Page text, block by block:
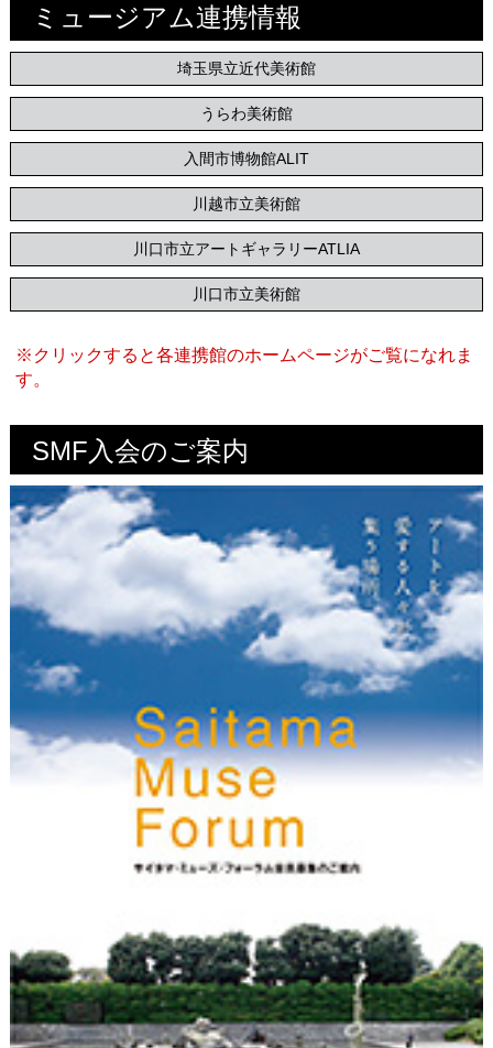
ミュージアム連携情報
埼玉県立近代美術館
うらわ美術館
入間市博物館ALIT
川越市立美術館
川口市立アートギャラリーATLIA
川口市立美術館
※クリックすると各連携館のホームページがご覧になれま
す。
SMF入会のご案内